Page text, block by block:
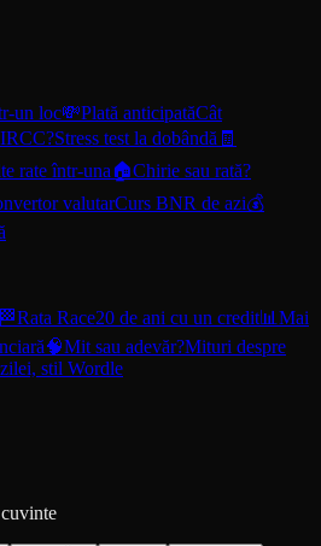
un loc💸Plată anticipatăCât
Stress test la dobândă 🧾
rate într-una 🏠Chirie sau rată?
valutarCurs BNR de azi💰
🏁Rata Race20 de ani cu un credit 📊 Mai
🧠Mit sau adevăr?Mituri despre
stil Wordle